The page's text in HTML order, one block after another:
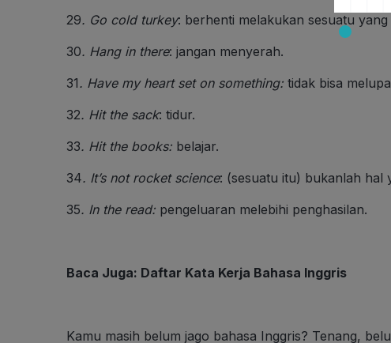
29. Go cold turkey: berhenti melakukan sesuatu
30. Hang in there: jangan menyerah.
31 . Have my heart set on something: tidak bisa
32. Hit the sack: tidur.
33. Hit the books: belajar.
34. It’s not rocket science: (sesuatu itu) bukanlah hal
35. In the read: pengeluaran melebihi penghasilan.
Baca Juga: Daftar Kata Kerja Bahasa Inggris
Kamu masih belum jago bahasa Inggris? Tenang,